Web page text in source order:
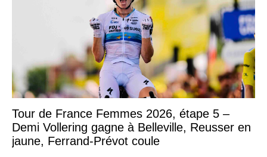
Tour de France Femmes 2026, étape 5 –
Demi Vollering gagne à Belleville, Reusser en
jaune, Ferrand-Prévot coule